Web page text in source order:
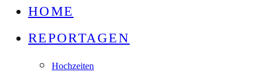
HOME
REPORTAGEN
Hochzeiten